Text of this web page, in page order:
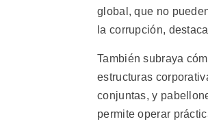
global, que no
la corrupción,
También subraya
estructuras
conjuntas, y
permite operar